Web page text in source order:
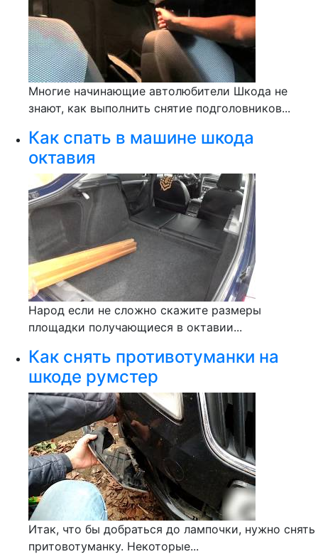
Многие начинающие автолюбители Шкода не
знают, как выполнить снятие подголовников...
Как спать в машине шкода
октавия
Народ если не сложно скажите размеры
площадки получающиеся в октавии...
Как снять противотуманки на
шкоде румстер
Итак, что бы добраться до лампочки, нужно снять
притовотуманку. Некоторые...